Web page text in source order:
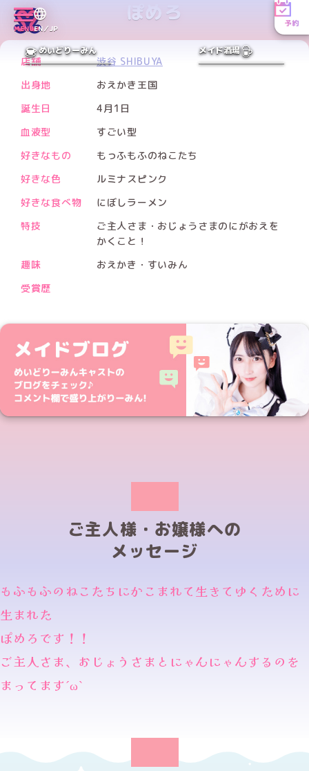
MENUEN／JP
予約
めいどりーみん メイド酒場
ぽめろ
PREV NEXT
Xアカウント
店舗
渋谷 SHIBUYA
出身地
おえかき王国
誕生日
4月1日
血液型
すごい型
好きなもの
もっふもふのねこたち
好きな色
ルミナスピンク
好きな食べ物
にぼしラーメン
特技
ご主人さま・おじょうさまのにがおえを
かくこと！
趣味
おえかき・すいみん
受賞歴
ご主人様・お嬢様への
メッセージ
もふもふのねこたちにかこまれて生きてゆくために
生まれた
ぽめろです！！
ご主人さま、おじょうさまとにゃんにゃんするのを
まってますˊωˋ